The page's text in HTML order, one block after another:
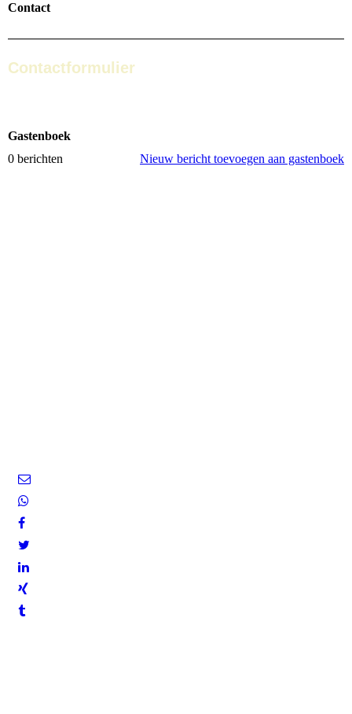
Contact
Contactformulier
Gastenboek
0 berichten
Nieuw bericht toevoegen aan gastenboek